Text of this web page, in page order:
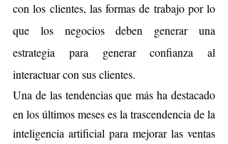
con los clientes, las formas de trabajo por lo
que los negocios deben generar una
estrategia para generar confianza al
interactuar con sus clientes.
Una de las tendencias que más ha destacado
en los últimos meses es la trascendencia de la
inteligencia artificial para mejorar las ventas